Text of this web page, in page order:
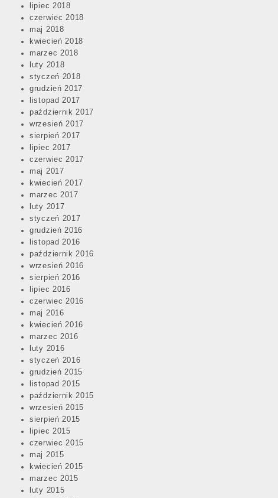
lipiec 2018
czerwiec 2018
maj 2018
kwiecień 2018
marzec 2018
luty 2018
styczeń 2018
grudzień 2017
listopad 2017
październik 2017
wrzesień 2017
sierpień 2017
lipiec 2017
czerwiec 2017
maj 2017
kwiecień 2017
marzec 2017
luty 2017
styczeń 2017
grudzień 2016
listopad 2016
październik 2016
wrzesień 2016
sierpień 2016
lipiec 2016
czerwiec 2016
maj 2016
kwiecień 2016
marzec 2016
luty 2016
styczeń 2016
grudzień 2015
listopad 2015
październik 2015
wrzesień 2015
sierpień 2015
lipiec 2015
czerwiec 2015
maj 2015
kwiecień 2015
marzec 2015
luty 2015